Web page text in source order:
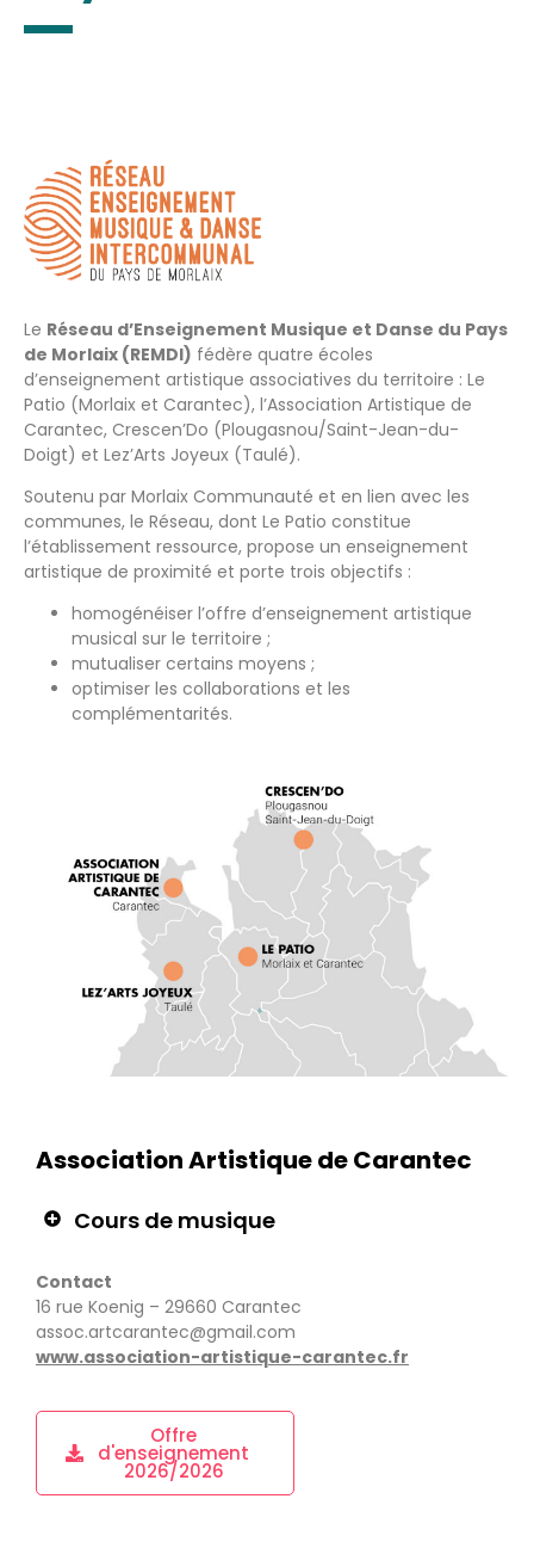
Le Réseau d’Enseignement Musique et Danse du Pays
de Morlaix (REMDI) fédère quatre écoles
d’enseignement artistique associatives du territoire : Le
Patio (Morlaix et Carantec), l’Association Artistique de
Carantec, Crescen’Do (Plougasnou/Saint-Jean-du-
Doigt) et Lez’Arts Joyeux (Taulé).
Soutenu par Morlaix Communauté et en lien avec les
communes, le Réseau, dont Le Patio constitue
l’établissement ressource, propose un enseignement
artistique de proximité et porte trois objectifs :
homogénéiser l’offre d’enseignement artistique
musical sur le territoire ;
mutualiser certains moyens ;
optimiser les collaborations et les
complémentarités.
Association Artistique de Carantec
Cours de musique
Contact
16 rue Koenig – 29660 Carantec
assoc.artcarantec@gmail.com
www.association-artistique-carantec.fr
Offre
d'enseignement
2026/2026